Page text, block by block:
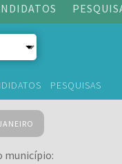
PESQUISAS
município: